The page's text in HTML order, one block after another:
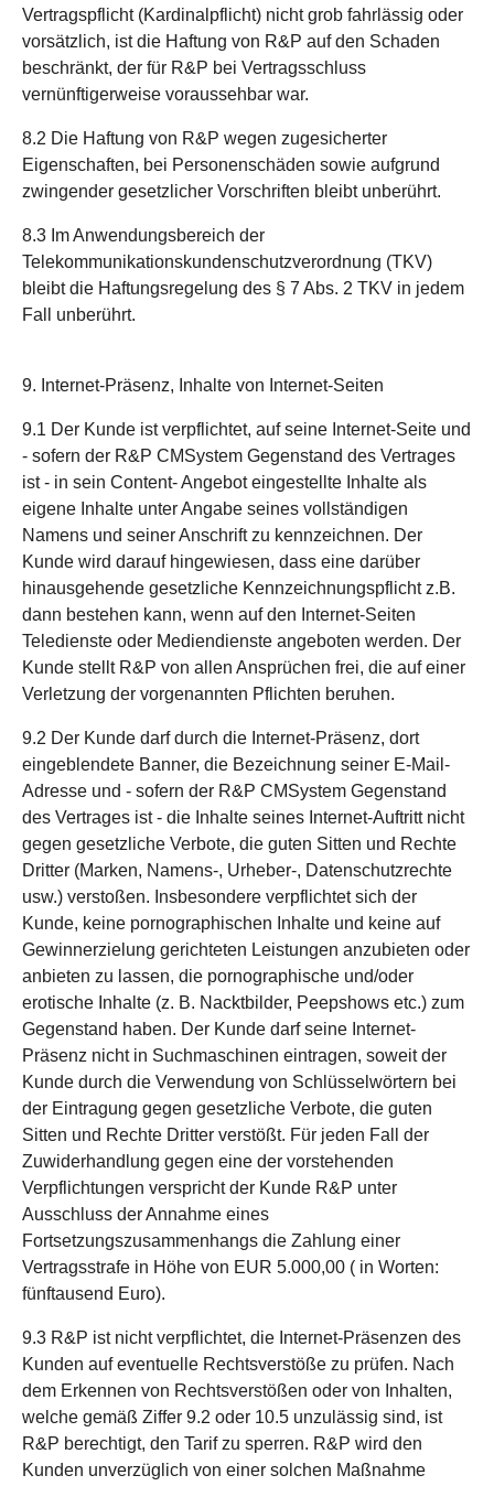
Vertragspflicht (Kardinalpflicht) nicht grob fahrlässig oder
vorsätzlich, ist die Haftung von R&P auf den Schaden
beschränkt, der für R&P bei Vertragsschluss
vernünftigerweise voraussehbar war.
8.2 Die Haftung von R&P wegen zugesicherter
Eigenschaften, bei Personenschäden sowie aufgrund
zwingender gesetzlicher Vorschriften bleibt unberührt.
8.3 Im Anwendungsbereich der
Telekommunikationskundenschutzverordnung (TKV)
bleibt die Haftungsregelung des § 7 Abs. 2 TKV in jedem
Fall unberührt.
9. Internet-Präsenz, Inhalte von Internet-Seiten
9.1 Der Kunde ist verpflichtet, auf seine Internet-Seite und
- sofern der R&P CMSystem Gegenstand des Vertrages
ist - in sein Content- Angebot eingestellte Inhalte als
eigene Inhalte unter Angabe seines vollständigen
Namens und seiner Anschrift zu kennzeichnen. Der
Kunde wird darauf hingewiesen, dass eine darüber
hinausgehende gesetzliche Kennzeichnungspflicht z.B.
dann bestehen kann, wenn auf den Internet-Seiten
Teledienste oder Mediendienste angeboten werden. Der
Kunde stellt R&P von allen Ansprüchen frei, die auf einer
Verletzung der vorgenannten Pflichten beruhen.
9.2 Der Kunde darf durch die Internet-Präsenz, dort
eingeblendete Banner, die Bezeichnung seiner E-Mail-
Adresse und - sofern der R&P CMSystem Gegenstand
des Vertrages ist - die Inhalte seines Internet-Auftritt nicht
gegen gesetzliche Verbote, die guten Sitten und Rechte
Dritter (Marken, Namens-, Urheber-, Datenschutzrechte
usw.) verstoßen. Insbesondere verpflichtet sich der
Kunde, keine pornographischen Inhalte und keine auf
Gewinnerzielung gerichteten Leistungen anzubieten oder
anbieten zu lassen, die pornographische und/oder
erotische Inhalte (z. B. Nacktbilder, Peepshows etc.) zum
Gegenstand haben. Der Kunde darf seine Internet-
Präsenz nicht in Suchmaschinen eintragen, soweit der
Kunde durch die Verwendung von Schlüsselwörtern bei
der Eintragung gegen gesetzliche Verbote, die guten
Sitten und Rechte Dritter verstößt. Für jeden Fall der
Zuwiderhandlung gegen eine der vorstehenden
Verpflichtungen verspricht der Kunde R&P unter
Ausschluss der Annahme eines
Fortsetzungszusammenhangs die Zahlung einer
Vertragsstrafe in Höhe von EUR 5.000,00 ( in Worten:
fünftausend Euro).
9.3 R&P ist nicht verpflichtet, die Internet-Präsenzen des
Kunden auf eventuelle Rechtsverstöße zu prüfen. Nach
dem Erkennen von Rechtsverstößen oder von Inhalten,
welche gemäß Ziffer 9.2 oder 10.5 unzulässig sind, ist
R&P berechtigt, den Tarif zu sperren. R&P wird den
Kunden unverzüglich von einer solchen Maßnahme